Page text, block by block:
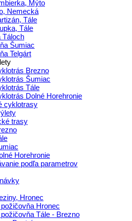
Mýto
Nemecká
Tále
Tále
Táloch
Šumiac
Telgárt
Brezno
Šumiac
Tále
Dolné Horehronie
cyklotrasy
trasy
Horehronie
podľa parametrov
Hronec
Hronec
Tále - Brezno